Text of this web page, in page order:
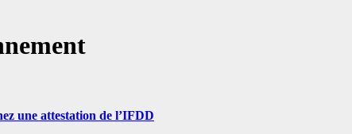
une attestation de l’IFDD